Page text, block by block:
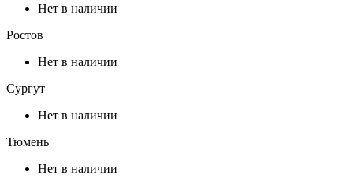
Нет в наличии
Ростов
Нет в наличии
Сургут
Нет в наличии
Тюмень
Нет в наличии